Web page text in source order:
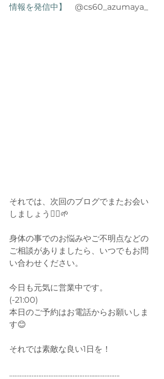
情報を発信中】
@cs60_azumaya_
それでは、次回のブログでまたお会い
しましょう🙆‍♂️🌱
身体の事でのお悩みやご不明点などの
ご相談がありましたら、いつでもお問
い合わせください。
今日も元気に営業中です。
(-21:00)
本日のご予約はお電話からお願いしま
す😊
それでは素敵な良い1日を！
…………………………………………....………….